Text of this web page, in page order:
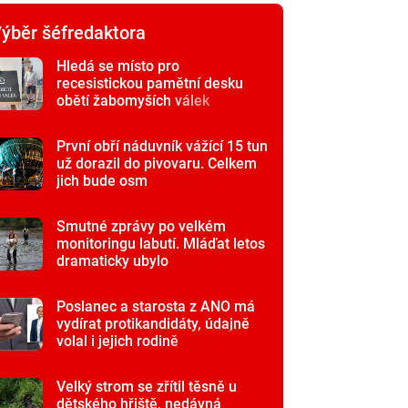
šéfredaktora
Hledá se místo pro
recesistickou pamětní desku
obětí žabomyších válek
První obří náduvník vážící 15 tun
už dorazil do pivovaru. Celkem
jich bude osm
Smutné zprávy po velkém
monitoringu labutí. Mláďat letos
dramaticky ubylo
Poslanec a starosta z ANO má
vydírat protikandidáty, údajně
volal i jejich rodině
Velký strom se zřítil těsně u
dětského hřiště, nedávná